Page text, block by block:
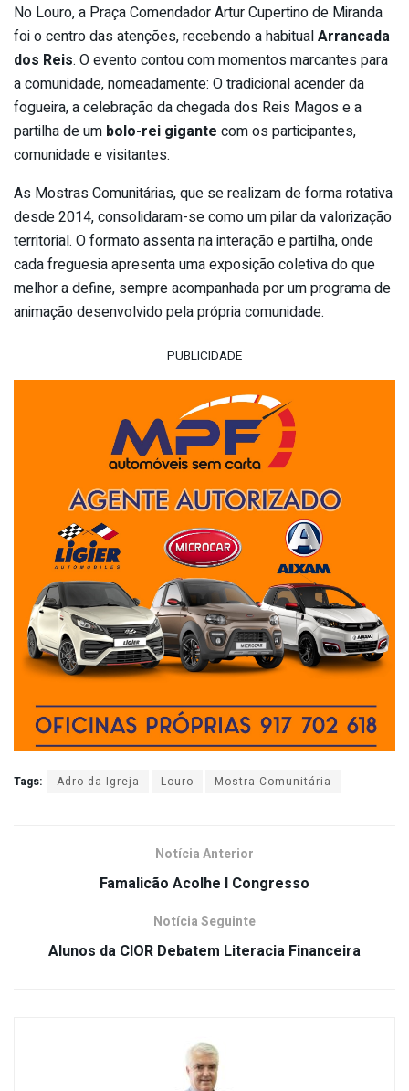
No Louro, a Praça Comendador Artur Cupertino de Miranda
foi o centro das atenções, recebendo a habitualArrancada
dos Reis. O evento contou com momentos marcantes para
a comunidade, nomeadamente: O tradicional acender da
fogueira, a celebração da chegada dos Reis Magos e a
partilha de um bolo-rei gigante com os participantes,
comunidade e visitantes.
As Mostras Comunitárias, que se realizam de forma rotativa
desde 2014, consolidaram-se como um pilar da valorização
territorial. O formato assenta na interação e partilha, onde
cada freguesia apresenta uma exposição coletiva do que
melhor a define, sempre acompanhada por um programa de
animação desenvolvido pela própria comunidade.
PUBLICIDADE
Tags: Adro da Igreja Louro Mostra Comunitária
Notícia Anterior
Famalicão Acolhe I Congresso
Notícia Seguinte
Alunos da CIOR Debatem Literacia Financeira